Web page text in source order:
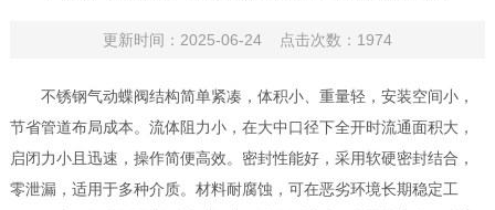
更新时间：2025-06-24 点击次数：1974
不锈钢气动蝶阀结构简单紧凑，体积小、重量轻，安装空间小，
节省管道布局成本。流体阻力小，在大中口径下全开时流通面积大，
启闭力小且迅速，操作简便高效。密封性能好，采用软硬密封结合，
零泄漏，适用于多种介质。材料耐腐蚀，可在恶劣环境长期稳定工